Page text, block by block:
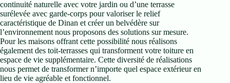
continuité naturelle avec votre jardin ou d’une terrasse
surélevée avec garde-corps pour valoriser le relief
caractéristique de Dinan et créer un belvédère sur
l’environnement nous proposons des solutions sur mesure.
Pour les maisons offrant cette possibilité nous réalisons
également des toit-terrasses qui transforment votre toiture en
espace de vie supplémentaire. Cette diversité de réalisations
nous permet de transformer n’importe quel espace extérieur en
lieu de vie agréable et fonctionnel.